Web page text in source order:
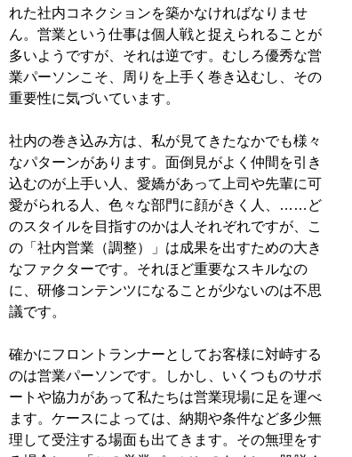
れた社内コネクションを築かなければなりませ
ん。営業という仕事は個人戦と捉えられることが
多いようですが、それは逆です。むしろ優秀な営
業パーソンこそ、周りを上手く巻き込むし、その
重要性に気づいています。
社内の巻き込み方は、私が見てきたなかでも様々
なパターンがあります。面倒見がよく仲間を引き
込むのが上手い人、愛嬌があって上司や先輩に可
愛がられる人、色々な部門に顔がきく人、……ど
のスタイルを目指すのかは人それぞれですが、こ
の「社内営業（調整）」は成果を出すための大き
なファクターです。それほど重要なスキルなの
に、研修コンテンツになることが少ないのは不思
議です。
確かにフロントランナーとしてお客様に対峙する
のは営業パーソンです。しかし、いくつものサポ
ートや協力があって私たちは営業現場に足を運べ
ます。ケースによっては、納期や条件など多少無
理して受注する場面も出てきます。その無理をす